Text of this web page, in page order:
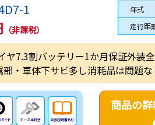
1
（非課税）
年式
走行距
ヤ7.3割バッテリー1か月保証外装
・車体下サビ多し消耗品は問題な
商品の